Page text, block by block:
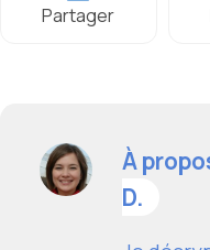
Partager
À
D.